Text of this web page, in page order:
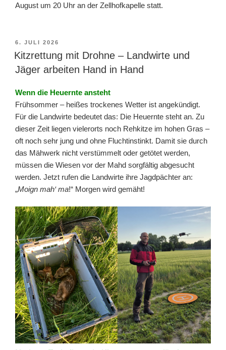
August um 20 Uhr an der Zellhofkapelle statt.
VERÖFFENTLICHT
AM
6. JULI 2026
Kitzrettung mit Drohne – Landwirte und
Jäger arbeiten Hand in Hand
Wenn die Heuernte ansteht
Frühsommer – heißes trockenes Wetter ist angekündigt.
Für die Landwirte bedeutet das: Die Heuernte steht an. Zu
dieser Zeit liegen vielerorts noch Rehkitze im hohen Gras –
oft noch sehr jung und ohne Fluchtinstinkt. Damit sie durch
das Mähwerk nicht verstümmelt oder getötet werden,
müssen die Wiesen vor der Mahd sorgfältig abgesucht
werden. Jetzt rufen die Landwirte ihre Jagdpächter an:
„Moign mah‘ ma!“ Morgen wird gemäht!